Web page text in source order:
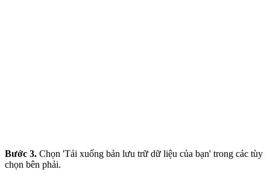
Bước 3. Chọn 'Tải xuống bản lưu trữ dữ liệu của bạn' trong các tùy
chọn bên phải.